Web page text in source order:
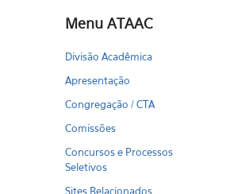
Menu ATAAC
Divisão Acadêmica
Apresentação
Congregação / CTA
Comissões
Concursos e Processos
Seletivos
Sites Relacionados